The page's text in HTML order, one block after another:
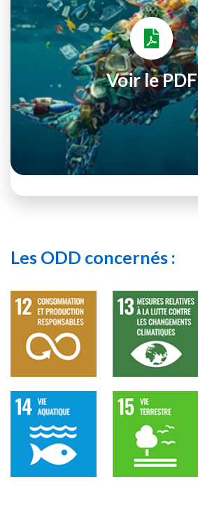
Voir le PDF
Les ODD concernés :